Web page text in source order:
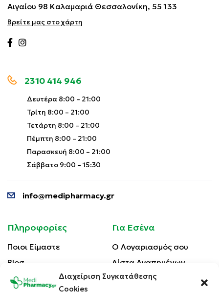
Διαχείριση Συγκατάθεσης
Cookies
Αιγαίου 98 Καλαμαριά Θεσσαλονίκη, 55 133
Βρείτε μας στο χάρτη
2310 414 946
Δευτέρα 8:00 – 21:00
Τρίτη 8:00 – 21:00
Τετάρτη 8:00 – 21:00
Πέμπτη 8:00 – 21:00
Παρασκευή 8:00 – 21:00
Σάββατο 9:00 – 15:30
info@medipharmacy.gr
Πληροφορίες
Ποιοι Είμαστε
Blog
Επικοινωνία
Για Εσένα
Ο Λογαριασμός σου
Λίστα Αγαπημένων
Οι Παραγγελίες σου